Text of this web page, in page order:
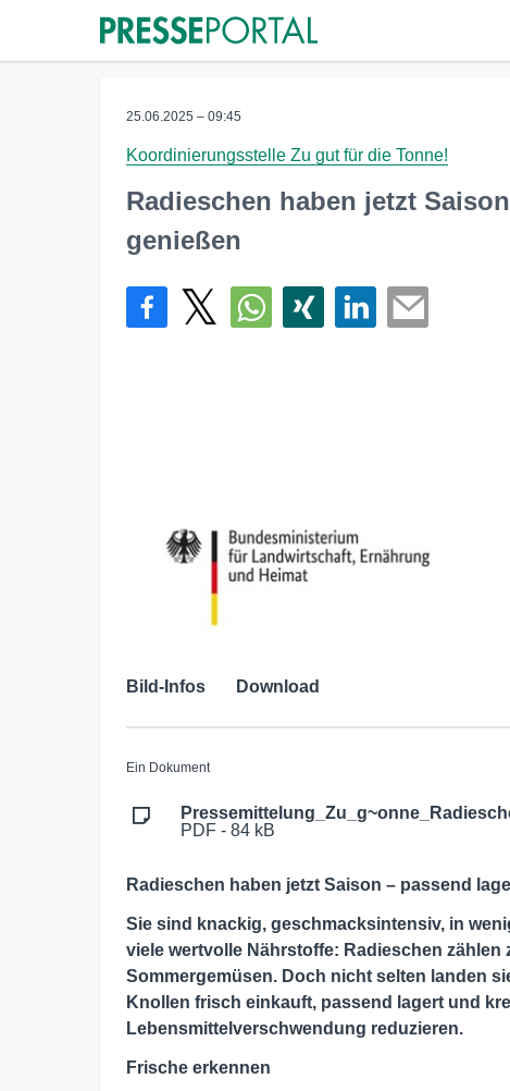
25.06.2025 – 09:45
Koordinierungsstelle Zu gut für die Tonne!
Radieschen haben jetzt
genießen
Bild-Infos Download
Ein Dokument
PDF - 84 kB
Radieschen haben jetzt Saison – passend
Sie sind knackig, geschmacksintensiv, in
viele wertvolle Nährstoffe: Radieschen
Sommergemüsen. Doch nicht selten landen
Knollen frisch einkauft, passend lagert und
Lebensmittelverschwendung reduzieren.
Frische erkennen